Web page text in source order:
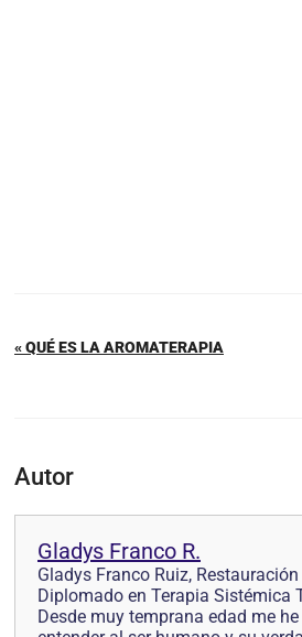
« QUÉ ES LA AROMATERAPIA
Autor
Gladys Franco R.
Gladys Franco Ruiz,
Diplomado en Terapia Sistémica
Desde muy temprana edad me